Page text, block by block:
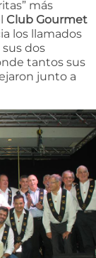
más
Club Gourmet
los llamados
sus dos
tantos sus
junto a